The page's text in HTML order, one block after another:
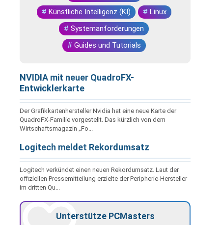
# Künstliche Intelligenz (KI) # Linux
# Systemanforderungen
# Guides und Tutorials
NVIDIA mit neuer QuadroFX-
Entwicklerkarte
Der Grafikkartenhersteller Nvidia hat eine neue Karte der
QuadroFX-Familie vorgestellt. Das kürzlich von dem
Wirtschaftsmagazin „Fo...
Logitech meldet Rekordumsatz
Logitech verkündet einen neuen Rekordumsatz. Laut der
offiziellen Pressemitteilung erzielte der Peripherie-Hersteller
im dritten Qu...
Unterstütze PCMasters